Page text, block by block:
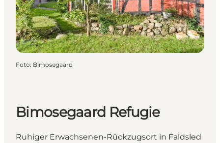
Foto: Bimosegaard
Bimosegaard Refugie
Ruhiger Erwachsenen-Rückzugsort in Faldsled